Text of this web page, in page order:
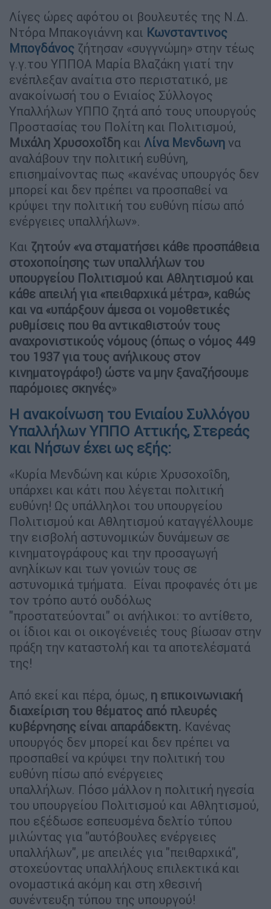
Λίγες ώρες αφότου οι βουλευτές της Ν.Δ.
Ντόρα Μπακογιάννη και Κωνσταντινος
Μπογδάνος ζήτησαν «συγγνώμη» στην τέως
γ.γ.του ΥΠΠΟΑ Μαρία Βλαζάκη γιατί την
ενέπλεξαν αναίτια στο περιστατικό, με
ανακοίνωσή του ο Ενιαίος Σύλλογος
Υπαλλήλων ΥΠΠΟ ζητά από τους υπουργούς
Προστασίας του Πολίτη και Πολιτισμού,
Μιχάλη Χρυσοχοΐδη και Λίνα Μενδωνη να
αναλάβουν την πολιτική ευθύνη,
επισημαίνοντας πως «κανένας υπουργός δεν
μπορεί και δεν πρέπει να προσπαθεί να
κρύψει την πολιτική του ευθύνη πίσω από
ενέργειες υπαλλήλων».
Και ζητούν «να σταματήσει κάθε προσπάθεια
στοχοποίησης των υπαλλήλων του
υπουργείου Πολιτισμού και Αθλητισμού και
κάθε απειλή για «πειθαρχικά μέτρα», καθώς
και να «υπάρξουν άμεσα οι νομοθετικές
ρυθμίσεις που θα αντικαθιστούν τους
αναχρονιστικούς νόμους (όπως ο νόμος 449
του 1937 για τους ανήλικους στον
κινηματογράφο!) ώστε να μην ξαναζήσουμε
παρόμοιες σκηνές»
Η ανακοίνωση του Ενιαίου Συλλόγου
Υπαλλήλων ΥΠΠΟ Αττικής, Στερεάς
και Νήσων έχει ως εξής:
«Κυρία Μενδώνη και κύριε Χρυσοχοΐδη,
υπάρχει και κάτι που λέγεται πολιτική
ευθύνη! Ως υπάλληλοι του υπουργείου
Πολιτισμού και Αθλητισμού καταγγέλλουμε
την εισβολή αστυνομικών δυνάμεων σε
κινηματογράφους και την προσαγωγή
ανηλίκων και των γονιών τους σε
αστυνομικά τμήματα. Είναι προφανές ότι με
τον τρόπο αυτό ουδόλως
"προστατεύονται" οι ανήλικοι: το αντίθετο,
οι ίδιοι και οι οικογένειές τους βίωσαν στην
πράξη την καταστολή και τα αποτελέσματά
της!
Από εκεί και πέρα, όμως, η επικοινωνιακή
διαχείριση του θέματος από πλευρές
κυβέρνησης είναι απαράδεκτη. Κανένας
υπουργός δεν μπορεί και δεν πρέπει να
προσπαθεί να κρύψει την πολιτική του
ευθύνη πίσω από ενέργειες
υπαλλήλων. Πόσο μάλλον η πολιτική ηγεσία
του υπουργείου Πολιτισμού και Αθλητισμού,
που εξέδωσε εσπευσμένα δελτίο τύπου
μιλώντας για "αυτόβουλες ενέργειες
υπαλλήλων", με απειλές για "πειθαρχικά",
στοχεύοντας υπαλλήλους επιλεκτικά και
ονομαστικά ακόμη και στη χθεσινή
συνέντευξη τύπου της υπουργού!